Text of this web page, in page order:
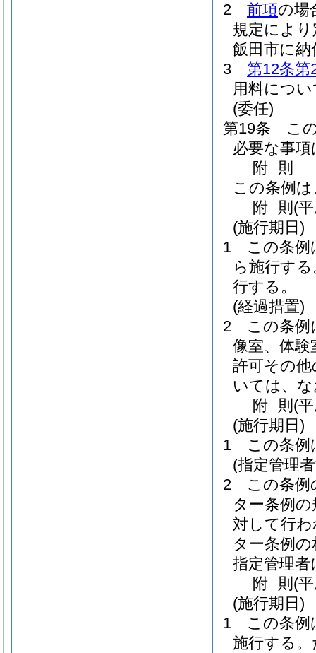
2
前項の場
規定によ
飯田市に
3
第12条第
用料につ
(委任)
第19条
こ
必要な事
附 則
この条例
附 則 (
(施行期日)
1
この条例
ら施行する
行する。
(経過措置)
2
この条例
像室、体
許可その
いては、
附 則 (
(施行期日)
1
この条例
(指定管理
2
この条例
ター条例
対して行
ター条例
指定管理
附 則 (
(施行期日)
1
この条例
施行する。